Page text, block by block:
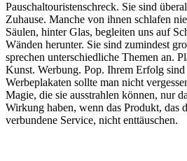
Pauschaltouristenschreck. Sie sind
Zuhause. Manche von ihnen schlafen
Säulen, hinter Glas, begleiten uns auf
Wänden herunter. Sie sind zumindest
sprechen unterschiedliche Themen an.
Kunst. Werbung. Pop. Ihrem Erfolg
Werbeplakaten sollte man nicht
Magie, die sie ausstrahlen können, nur
Wirkung haben, wenn das Produkt, das
verbundene Service, nicht enttäuschen.